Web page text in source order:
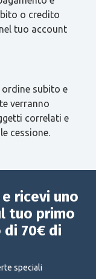
o credito
tuo account
ordine subito e
verranno
correlati e
cessione.
ricevi uno
tuo primo
di 70€ di
speciali